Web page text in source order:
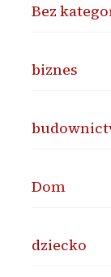
Bez
biznes
Dom
dziecko